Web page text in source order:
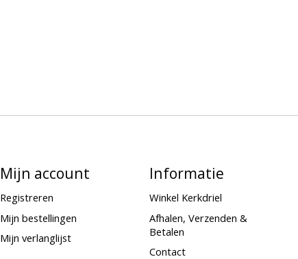
Mijn account
Registreren
Mijn bestellingen
Mijn verlanglijst
Informatie
Winkel Kerkdriel
Afhalen, Verzenden &
Betalen
Contact